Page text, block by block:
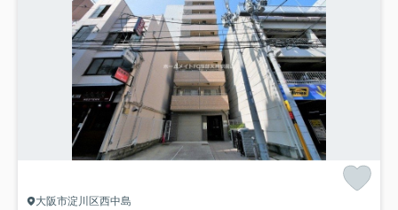
大阪市淀川区西中島